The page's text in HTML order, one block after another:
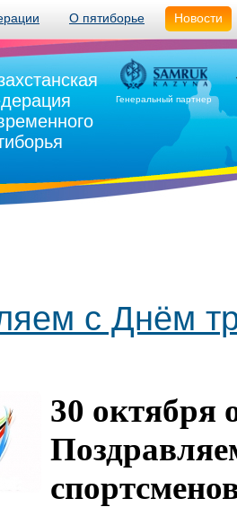
О пятиборье Новости
Генеральный партнер
с Днём
30 октября